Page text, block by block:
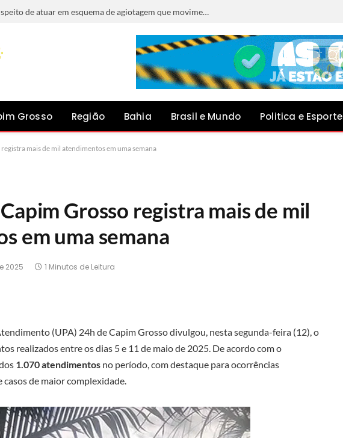
PM é preso suspeito de atuar em esquema de agiotagem que movimentou R$ 10 milhões em Senhor do Bonfim
Grosso Região Bahia Brasil e Mundo Politica e Esporte
mais de mil atendimentos em uma semana
Grosso registra mais de mil
em uma semana
2025 1 Minutos de Leitura
(UPA) 24h de Capim Grosso divulgou, nesta segunda-feira (12), o
realizados entre os dias 5 e 11 de maio de 2025. De acordo com o
1.070 atendimentos no período, com destaque para ocorrências
de maior complexidade.